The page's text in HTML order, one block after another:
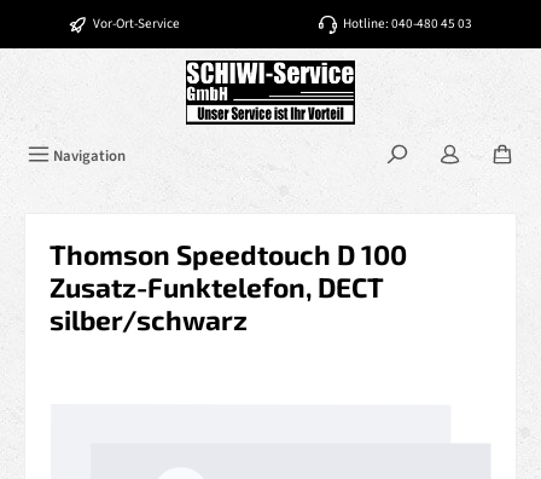
Zum Hauptinhalt springen
Vor-Ort-Service Hotline: 040-480 45 03
Navigation
Thomson Speedtouch D 100
Zusatz-Funktelefon, DECT
silber/schwarz